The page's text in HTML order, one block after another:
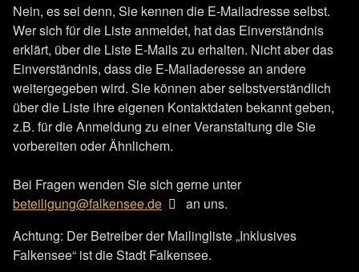
Nein, es sei denn, Sie kennen die E-Mailadresse selbst.
Wer sich für die Liste anmeldet, hat das Einverständnis
erklärt, über die Liste E-Mails zu erhalten. Nicht aber das
Einverständnis, dass die E-Mailaderesse an andere
weitergegeben wird. Sie können aber selbstverständlich
über die Liste ihre eigenen Kontaktdaten bekannt geben,
z.B. für die Anmeldung zu einer Veranstaltung die Sie
vorbereiten oder Ähnlichem.
Bei Fragen wenden Sie sich gerne unter
beteiligung@falkensee.de
an uns.
Achtung: Der Betreiber der Mailingliste „Inklusives
Falkensee“ ist die Stadt Falkensee.